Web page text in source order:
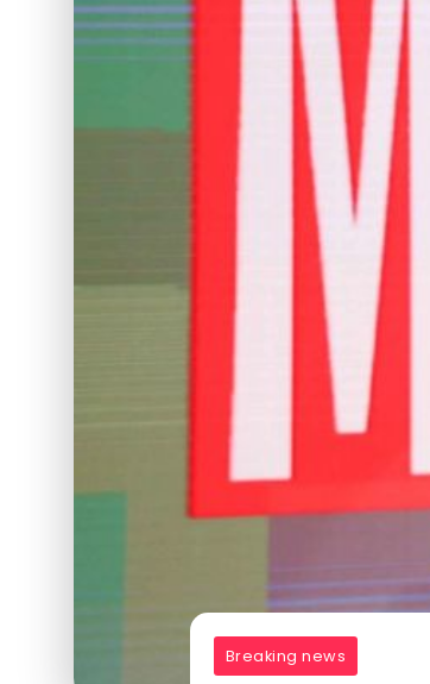
Breaking news